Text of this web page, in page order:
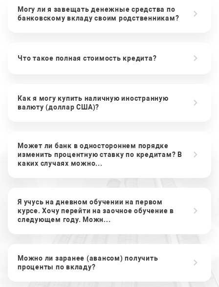
Могу ли я завещать денежные средства по
банковскому вкладу своим родственникам?
Что такое полная стоимость кредита?
Как я могу купить наличную иностранную
валюту (доллар США)?
Может ли банк в одностороннем порядке
изменить процентную ставку по кредитам? В
каких случаях можно...
Я учусь на дневном обучении на первом
курсе. Хочу перейти на заочное обучение в
следующем году. Можн...
Можно ли заранее (авансом) получить
проценты по вкладу?